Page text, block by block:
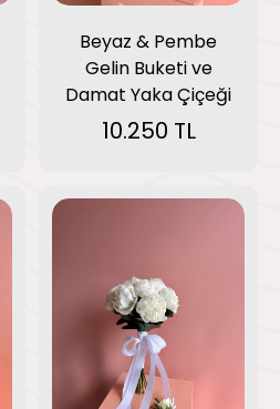
Beyaz & Pembe
Gelin Buketi ve
Damat Yaka Çiçeği
10.250 TL